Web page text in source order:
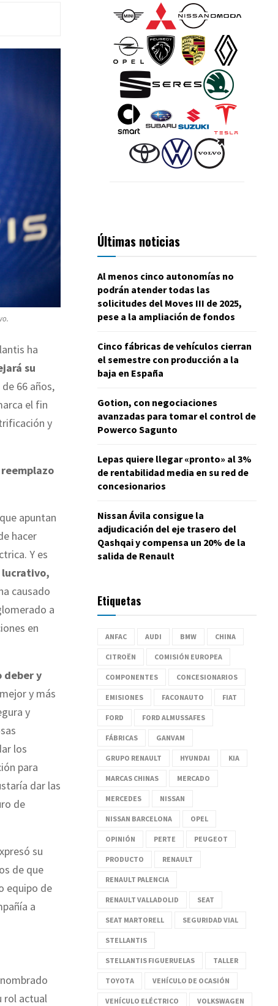
ha
su
66 años,
el fin
y
que apuntan
hacer
Y es
lucrativo,
causado
a
en
deber y
y más
y
los
para
dar las
de
su
de que
equipo de
a
rol actual
Últimas noticias
Al menos cinco autonomías no
podrán atender todas las
solicitudes del Moves III de 2025,
pese a la ampliación de fondos
Cinco fábricas de vehículos cierran
el semestre con producción a la
baja en España
Gotion, con negociaciones
avanzadas para tomar el control de
Powerco Sagunto
Lepas quiere llegar «pronto» al 3%
de rentabilidad media en su red de
concesionarios
Nissan Ávila consigue la
adjudicación del eje trasero del
Qashqai y compensa un 20% de la
salida de Renault
Etiquetas
ANFAC AUDI BMW CHINA
CITROËN COMISIÓN EUROPEA
COMPONENTES CONCESIONARIOS
EMISIONES FACONAUTO FIAT
FORD FORD ALMUSSAFES
FÁBRICAS GANVAM
GRUPO RENAULT HYUNDAI KIA
MARCAS CHINAS MERCADO
MERCEDES NISSAN
NISSAN BARCELONA OPEL
OPINIÓN PERTE PEUGEOT
PRODUCTO RENAULT
RENAULT PALENCIA
RENAULT VALLADOLID SEAT
SEAT MARTORELL SEGURIDAD VIAL
STELLANTIS
STELLANTIS FIGUERUELAS TALLER
TOYOTA VEHÍCULO DE OCASIÓN
VEHÍCULO ELÉCTRICO VOLKSWAGEN